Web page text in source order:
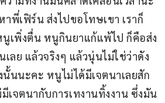
พี่เฟิร์น ส่งไปขอโทษเขา เราก็
นูเพิ่งตื่น หนูกินยาแก้แพ้ไป ก็คือส่ง
ลย แล้วจริงๆ แล้วนุ่นไม่ใช่ว่าดัง
นั้นนะคะ หนูไม่ได้มีเจตนาเลยสัก
มีเจตนากับการเทงานทิ้งงาน ซึ่งมัน